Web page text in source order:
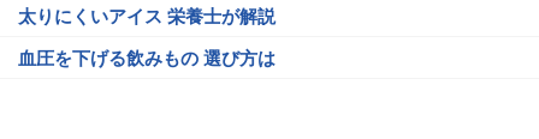
太りにくいアイス 栄養士が解説
血圧を下げる飲みもの 選び方は